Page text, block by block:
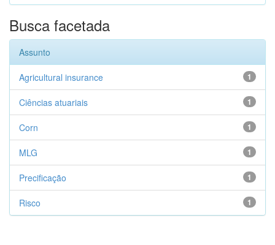
Busca facetada
Assunto
1
Agricultural insurance
1
Ciências atuariais
1
Corn
1
MLG
1
Precificação
1
Risco